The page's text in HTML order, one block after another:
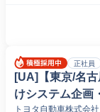
正社員
[UA]【東京/名
けシステム企画
トヨタ自動車株式会社